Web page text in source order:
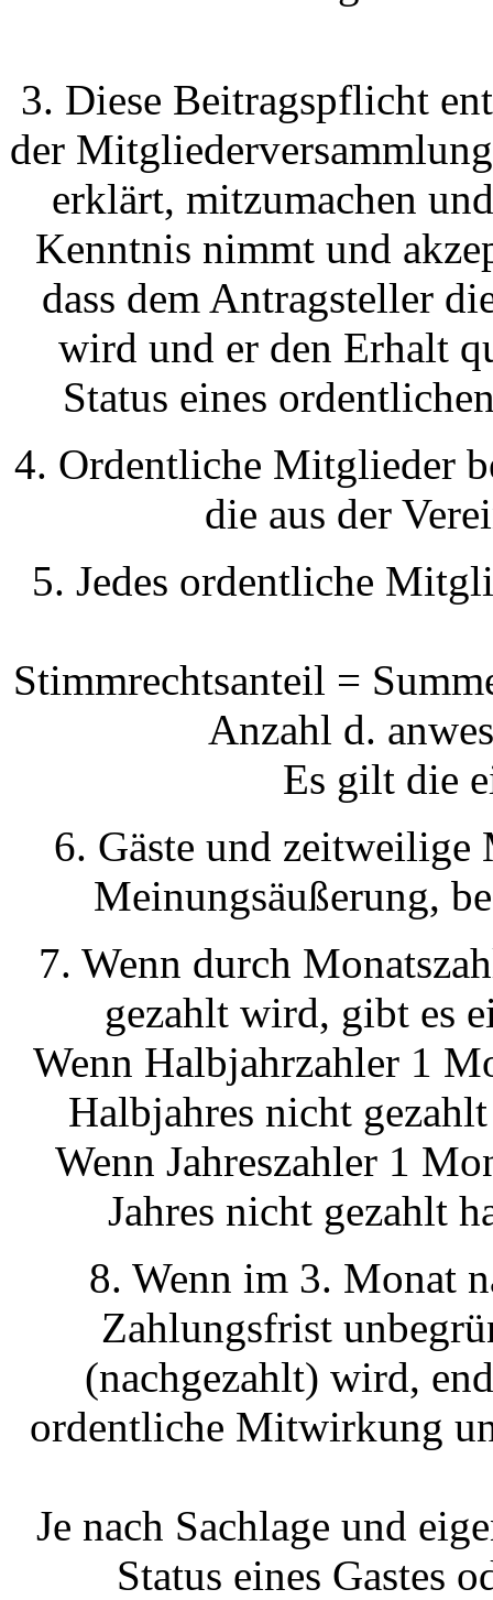
3. Diese Beitragspflicht
der
erklärt, mitzumachen
Kenntnis nimmt und
dass dem Antragsteller
wird und er den Erhalt
Status eines
4. Ordentliche Mitglieder
die aus der
5. Jedes ordentliche
Stimmrechtsanteil =
Anzahl d.
Es gilt die
6. Gäste und zeitweilige
Meinungsäußerung,
7. Wenn durch
gezahlt wird, gibt es
Wenn Halbjahrzahler 1
Halbjahres nicht
Wenn Jahreszahler 1
Jahres nicht gezahlt
8. Wenn im 3. Monat
Zahlungsfrist
(nachgezahlt) wird,
ordentliche Mitwirkung
Je nach Sachlage und
Status eines Gastes